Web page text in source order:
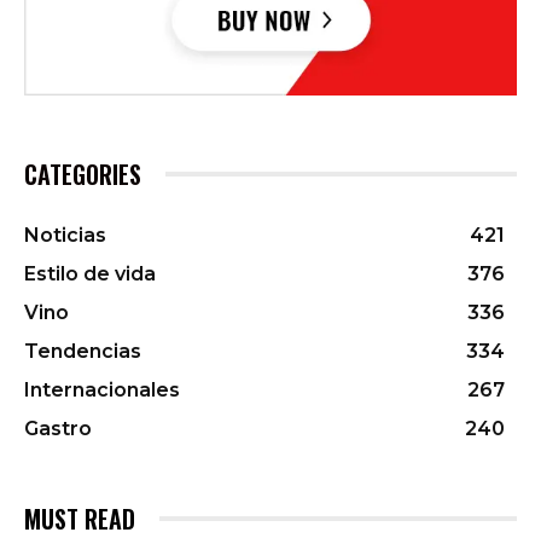
CATEGORIES
Noticias
421
Estilo de vida
376
Vino
336
Tendencias
334
Internacionales
267
Gastro
240
MUST READ